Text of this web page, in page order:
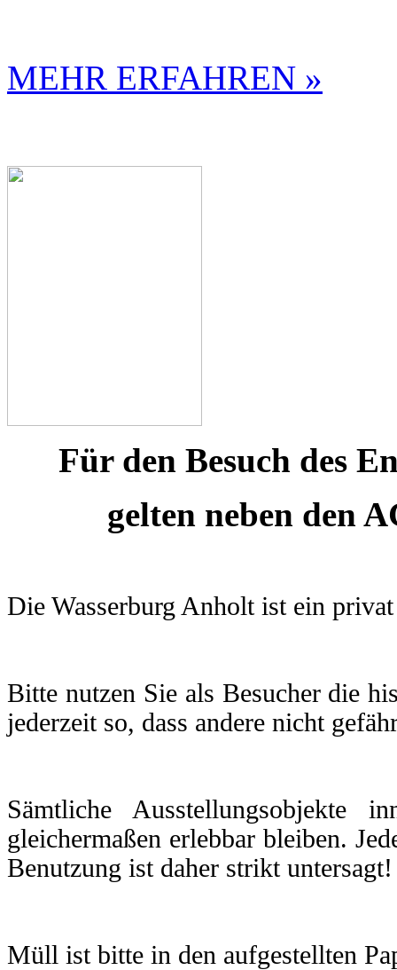
MEHR ERFAHREN »
Für den Besuch des
gelten neben den
Die Wasserburg Anholt ist ein
Bitte nutzen Sie als Besucher die
jederzeit so, dass andere nicht
Sämtliche
gleichermaßen erlebbar bleiben.
Benutzung ist daher strikt untersagt!
Müll ist bitte in den aufgestellten